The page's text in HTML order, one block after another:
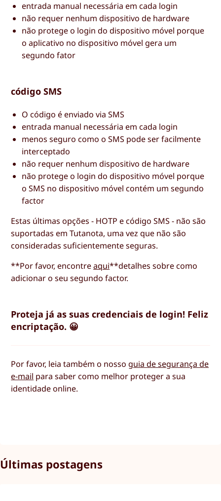
entrada manual necessária em cada login
não requer nenhum dispositivo de hardware
não protege o login do dispositivo móvel porque
o aplicativo no dispositivo móvel gera um
segundo fator
código SMS
O código é enviado via SMS
entrada manual necessária em cada login
menos seguro como o SMS pode ser facilmente
interceptado
não requer nenhum dispositivo de hardware
não protege o login do dispositivo móvel porque
o SMS no dispositivo móvel contém um segundo
factor
Estas últimas opções - HOTP e código SMS - não são
suportadas em Tutanota, uma vez que não são
consideradas suficientemente seguras.
**Por favor, encontreaqui**detalhes sobre como
adicionar o seu segundo factor.
Proteja já as suas credenciais de login! Feliz
encriptação. 😀
Por favor, leia também o nosso guia de segurança de
e-mail para saber como melhor proteger a sua
identidade online.
Últimas postagens